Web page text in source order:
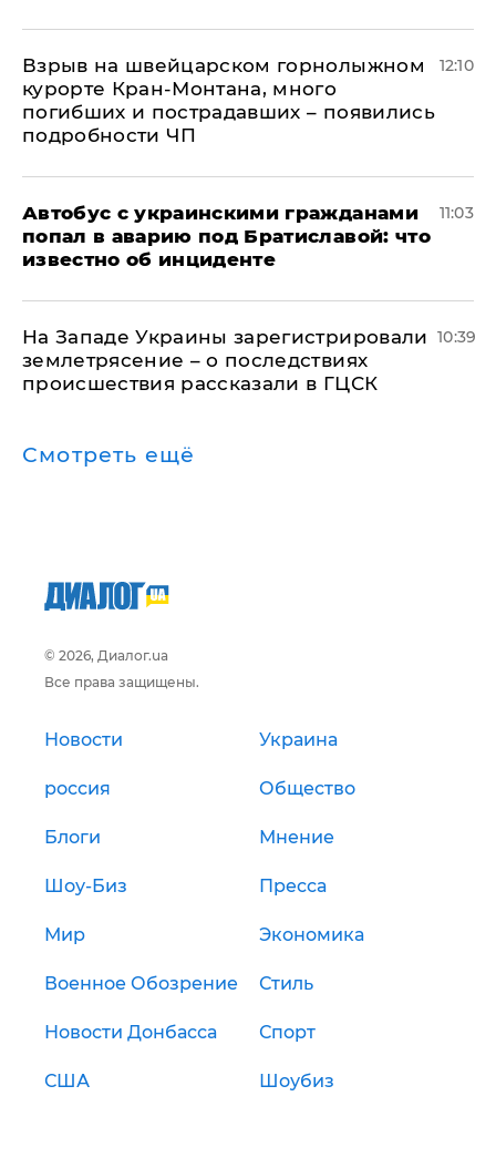
Взрыв на швейцарском горнолыжном
курорте Кран-Монтана, много
погибших и пострадавших – появились
подробности ЧП
12:10
Автобус с украинскими гражданами
попал в аварию под Братиславой: что
известно об инциденте
11:03
На Западе Украины зарегистрировали
землетрясение – о последствиях
происшествия рассказали в ГЦСК
10:39
Смотреть ещё
© 2026, Диалог.ua
Все права защищены.
Новости Украина
россия Общество
Блоги Мнение
Шоу-Биз Пресса
Мир Экономика
Военное Обозрение Стиль
Новости Донбасса Спорт
США Шоубиз